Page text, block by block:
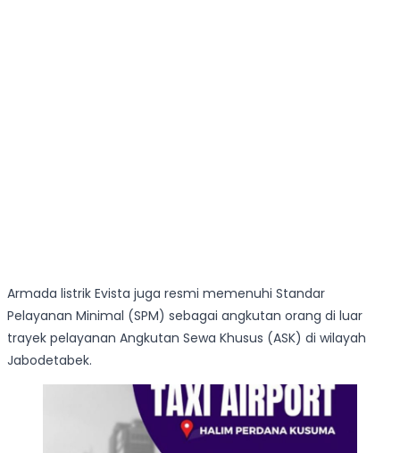
Armada listrik Evista juga resmi memenuhi Standar
Pelayanan Minimal (SPM) sebagai angkutan orang di luar
trayek pelayanan Angkutan Sewa Khusus (ASK) di wilayah
Jabodetabek.